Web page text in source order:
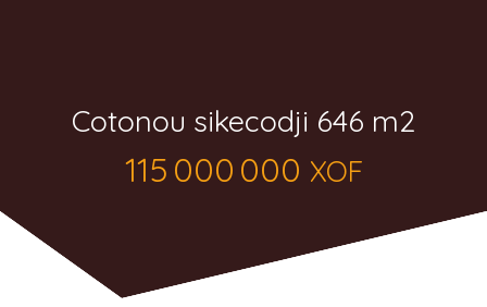
Cotonou sikecodji 646 m2
115 000 000 XOF